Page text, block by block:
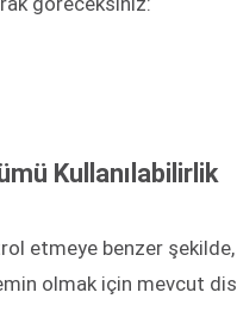
Kullanılabilirlik
etmeye benzer
olmak için mevcut